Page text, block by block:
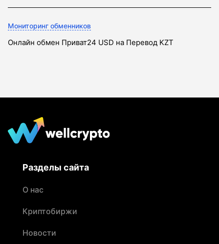
Мониторинг обменников
Онлайн обмен Приват24 USD на Перевод KZT
Разделы сайта
О нас
Криптобиржи
Новости